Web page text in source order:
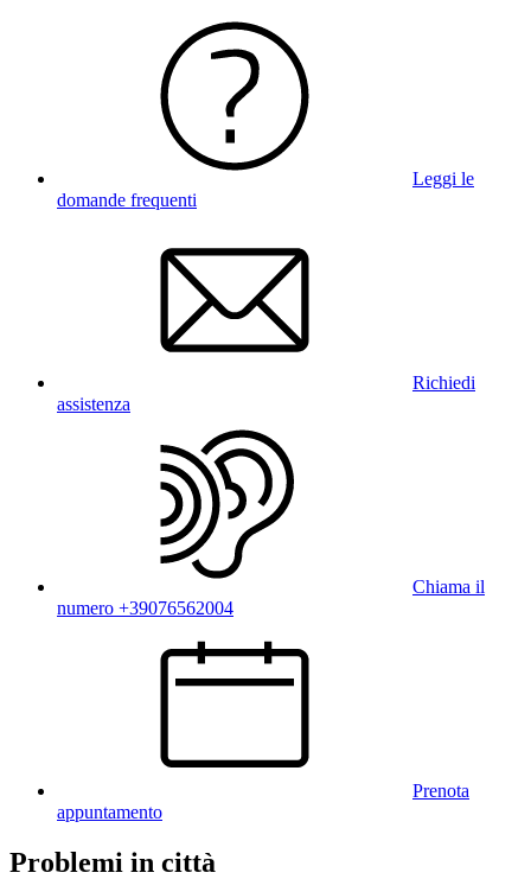
Leggi le
domande frequenti
Richiedi
assistenza
Chiama il
numero +39076562004
Prenota
appuntamento
Problemi in città